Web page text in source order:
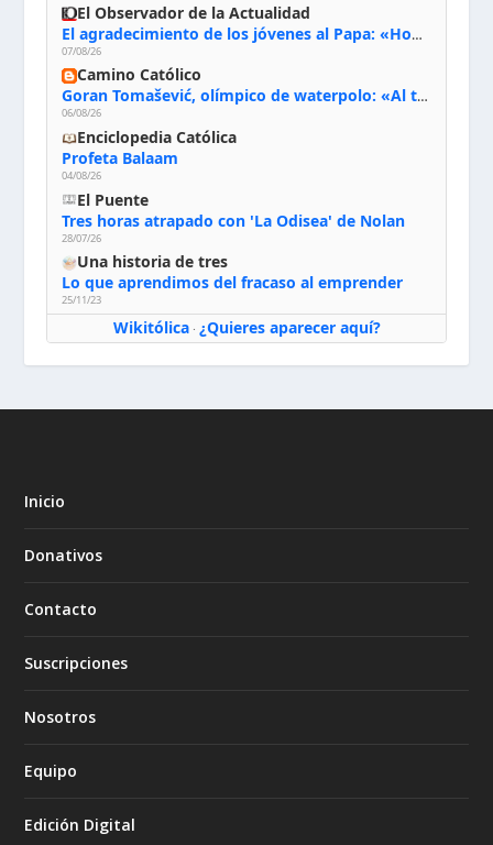
El Observador de la Actualidad
El agradecimiento de los jóvenes al Papa: «Hoy nos sentimos Iglesia»
07/08/26
Camino Católico
Goran Tomašević, olímpico de waterpolo: «Al terminar el Camino de Santiago entregué mi vida a Cristo; hablé con Dios y le dije: ‘Estoy listo; estoy a tu servicio. Puedo llevar lo que sea necesario para ti’»
06/08/26
Enciclopedia Católica
Profeta Balaam
04/08/26
El Puente
Tres horas atrapado con 'La Odisea' de Nolan
28/07/26
Una historia de tres
Lo que aprendimos del fracaso al emprender
25/11/23
Wikitólica· ¿Quieres aparecer aquí?
Inicio
Donativos
Contacto
Suscripciones
Nosotros
Equipo
Edición Digital